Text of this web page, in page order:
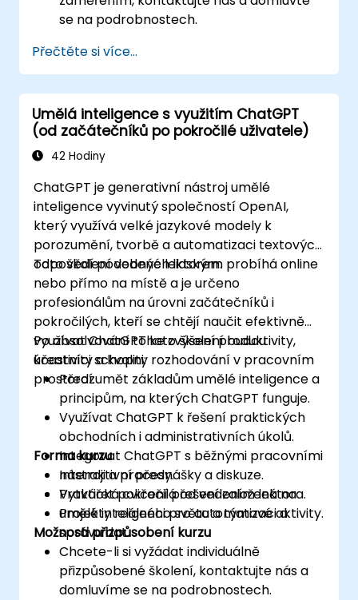
se na podrobnostech.
Přečtěte si více...
Umělá inteligence s využitím ChatGPT
(od začátečníků po pokročilé uživatele)
42 Hodiny
ChatGPT je generativní nástroj umělé
inteligence vyvinutý společností OpenAI,
který využívá velké jazykové modely k
porozumění, tvorbě a automatizaci textových
odpovědí podobných lidským.
Toto školení vedené lektorem probíhá online
nebo přímo na místě a je určeno
profesionálům na úrovni začátečníků i
pokročilých, kteří se chtějí naučit efektivně
využívat ChatGPT ke zvýšení produktivity,
kreativity a kvality rozhodování v pracovním
prostředí.
Po absolvování tohoto školení budou
účastníci schopni:
Porozumět základům umělé inteligence a
principům, na kterých ChatGPT funguje.
Využívat ChatGPT k řešení praktických
obchodních i administrativních úkolů.
Integovat ChatGPT s běžnými pracovními
nástroji a procesy.
Vytvářet pokročilá řešení založená na
umělé inteligenci pro automatizaci a
správu dat.
Forma kurzu
Interaktivní přednášky a diskuze.
Praktická cvičení pod vedením lektora.
Projekty reálného světa a týmové aktivity.
Možnosti přizpůsobení kurzu
Chcete-li si vyžádat individuálně
přizpůsobené školení, kontaktujte nás a
domluvíme se na podrobnostech.